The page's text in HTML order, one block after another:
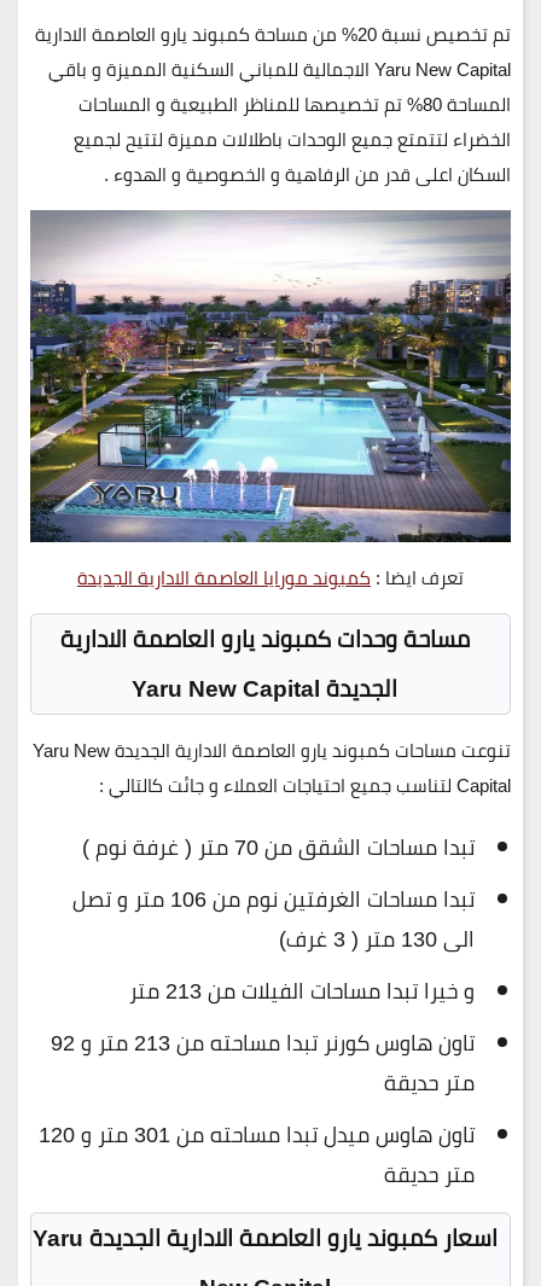
تم تخصيص نسبة20%
من مساحة كمبوند يارو العاصمة الادارية
Yaru New Capital الاجمالية للمباني السكنية المميزة و باقي
المساحة80% تم تخصيصها للمناظر الطبيعية و المساحات
الخضراء لتتمتع جميع الوحدات باطلالات مميزة لتتيح لجميع
السكان اعلى قدر من الرفاهية و الخصوصية و الهدوء .
تعرف ايضا :كمبوند مورايا العاصمة الادارية الجديدة
مساحة وحدات كمبوند يارو العاصمة الادارية
الجديدة Yaru New Capital
تنوعت مساحات كمبوند يارو العاصمة الادارية الجديدة Yaru New
Capital لتناسب جميع احتياجات العملاء و جائت كالتالي :
تبدا مساحات الشقق من 70 متر ( غرفة نوم )
تبدا مساحات الغرفتين نوم من 106 متر و تصل
الى 130 متر ( 3 غرف)
و خيرا تبدا مساحات الفيلات من 213 متر
تاون هاوس كورنر تبدا مساحته من 213 متر و 92
متر حديقة
تاون هاوس ميدل تبدا مساحته من 301 متر و 120
متر حديقة
اسعار كمبوند يارو العاصمة الادارية الجديدة Yaru